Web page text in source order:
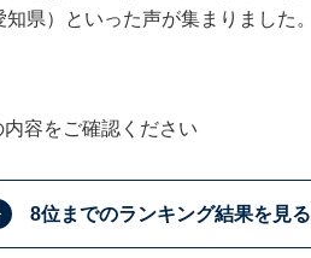
県）といった声が集まりました。
容をご確認ください
8位までのランキング結果を見る